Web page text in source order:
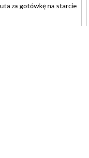
za gotówkę na starcie